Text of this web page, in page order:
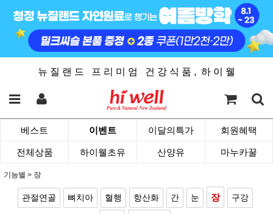
뉴 질 랜 드 프 리 미 엄 건 강 식 품 , 하 이 웰
베스트 이벤트 이달의특가 회원혜택
전체상품 하이웰초유 산양유 마누카꿀
기능별 > 장
관절연골 뼈치아 혈행 항산화 간 눈 장 구강